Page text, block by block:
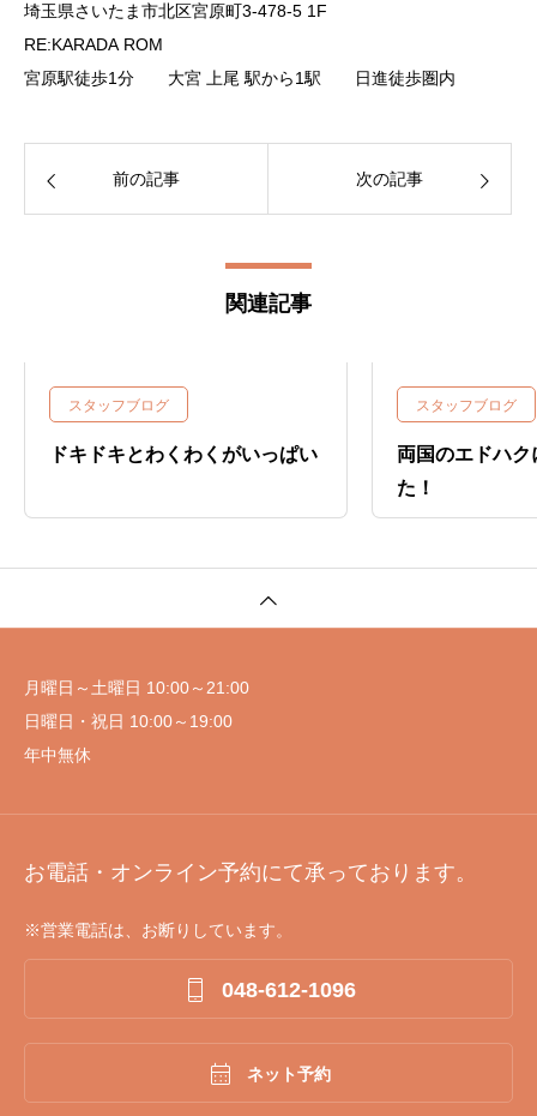
埼玉県さいたま市北区宮原町3-478-5 1F
RE:KARADA ROM
宮原駅徒歩1分 大宮 上尾 駅から1駅 日進徒歩圏内
前の記事 次の記事
関連記事
スタッフブログ
ドキドキとわくわくがいっぱい
スタッフブログ
両国のエドハ
た！
月曜日～土曜日 10:00～21:00
日曜日・祝日 10:00～19:00
年中無休
お電話・オンライン予約にて承っております。
※営業電話は、お断りしています。
 048-612-1096
 ネット予約